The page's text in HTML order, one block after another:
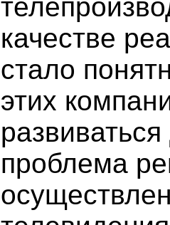
качестве
стало
этих
проблема